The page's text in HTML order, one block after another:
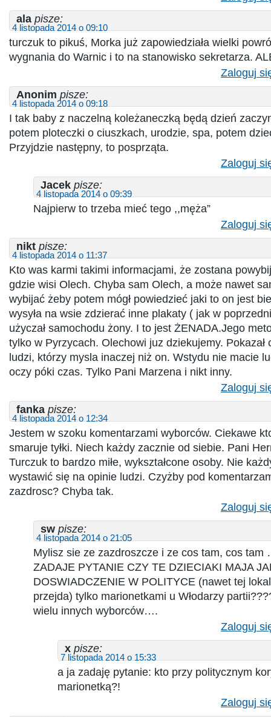
ala pisze:
4 listopada 2014 o 09:10
turczuk to pikuś, Morka już zapowiedziała wielki
wygnania do Warnic i to na stanowisko sekretarza.
Zaloguj
Anonim pisze:
4 listopada 2014 o 09:18
I tak baby z naczelną koleżaneczką będą dzień
potem ploteczki o ciuszkach, urodzie, spa, potem
Przyjdzie następny, to posprząta.
Zaloguj
Jacek pisze:
4 listopada 2014 o 09:39
Najpierw to trzeba mieć tego ,,męża”
Zaloguj
nikt pisze:
4 listopada 2014 o 11:37
Kto was karmi takimi informacjami, że zostana
gdzie wisi Olech. Chyba sam Olech, a może nawet
wybijać żeby potem mógł powiedzieć jaki to on jest
wysyła na wsie zdzierać inne plakaty ( jak w
użyczał samochodu żony. I to jest ŻENADA.Jego
tylko w Pyrzycach. Olechowi juz dziekujemy. Pokazał
ludzi, którzy mysla inaczej niż on. Wstydu nie macie
oczy póki czas. Tylko Pani Marzena i nikt inny.
Zaloguj
fanka pisze:
4 listopada 2014 o 12:34
Jestem w szoku komentarzami wyborców. Ciekawe
smaruje tyłki. Niech każdy zacznie od siebie. Pani
Turczuk to bardzo miłe, wykształcone osoby. Nie
wystawić się na opinie ludzi. Czyżby pod
zazdrosc? Chyba tak.
Zaloguj
sw pisze:
4 listopada 2014 o 21:05
Mylisz sie ze zazdroszcze i ze cos tam, cos
ZADAJE PYTANIE CZY TE DZIECIAKI MAJA
DOSWIADCZENIE W POLITYCE (nawet tej
przejda) tylko marionetkami u Włodarzy
wielu innych wyborców….
Zaloguj
x pisze:
7 listopada 2014 o 15:33
a ja zadaję pytanie: kto przy politycznym
marionetką?!
Zaloguj